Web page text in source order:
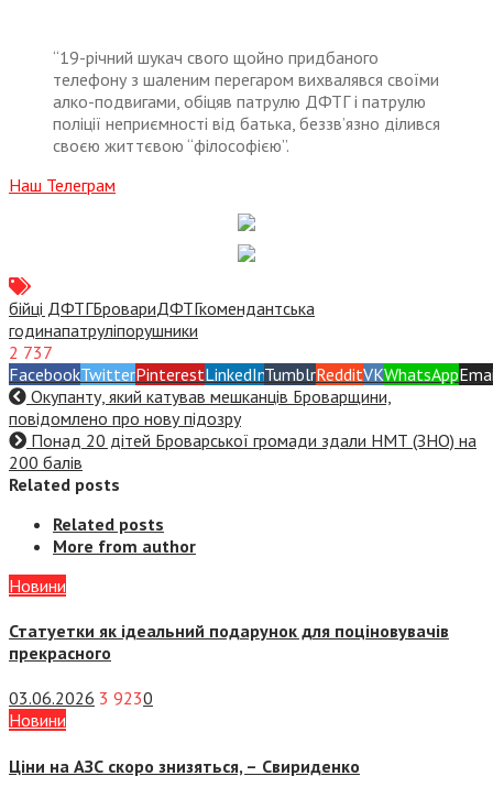
“19-річний шукач свого щойно придбаного
телефону з шаленим перегаром вихвалявся своїми
алко-подвигами, обіцяв патрулю ДФТГ і патрулю
поліції неприємності від батька, беззв’язно ділився
своєю життєвою “філософією”.
Наш Телеграм
бійці ДФТГБровариДФТГкомендантська
годинапатруліпорушники
2 737
FacebookTwitterPinterestLinkedInTumblrRedditVKWhatsApp
Окупанту, який катував мешканців Броварщини,
повідомлено про нову підозру
Понад 20 дітей Броварської громади здали НМТ (ЗНО) на
200 балів
Related posts
Related posts
More from author
Новини
Статуетки як ідеальний подарунок для поціновувачів
прекрасного
03.06.2026 3 9230
Новини
Ціни на АЗС скоро знизяться, – Свириденко